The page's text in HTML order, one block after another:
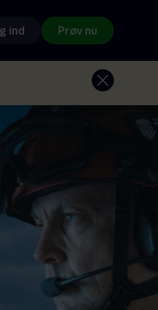
ind Prøv nu